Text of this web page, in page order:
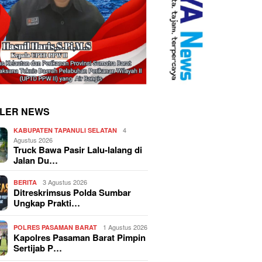
NEWS
KABUPATEN TAPANULI SELATAN
4
Agustus 2026
Truck Bawa Pasir Lalu-lalang di
Jalan Du…
BERITA 3 Agustus 2026
Ditreskrimsus Polda Sumbar
Ungkap Prakti…
POLRES PASAMAN BARAT 1 Agustus 2026
Kapolres Pasaman Barat Pimpin
Sertijab P…